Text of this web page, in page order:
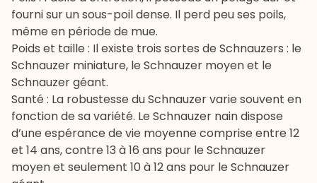
fourni sur un sous-poil dense. Il perd peu ses poils,
même en période de mue.
Poids et taille : Il existe trois sortes de Schnauzers : le
Schnauzer miniature, le Schnauzer moyen et le
Schnauzer géant.
Santé : La robustesse du Schnauzer varie souvent en
fonction de sa variété. Le Schnauzer nain dispose
d’une espérance de vie moyenne comprise entre 12
et 14 ans, contre 13 à 16 ans pour le Schnauzer
moyen et seulement 10 à 12 ans pour le Schnauzer